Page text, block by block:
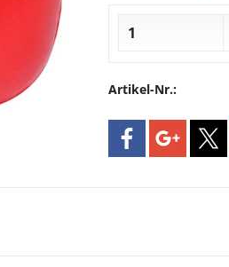
Artikel-Nr.: